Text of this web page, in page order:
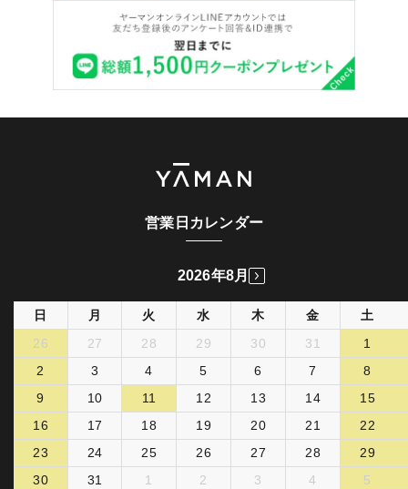
営業日カレンダー
2026年8月
日 月 火 水 木 金
土
26
27 28 29 30 31
1
2
3 4 5 6 7
8
9
10 11 12 13 14
15
16
17 18 19 20 21
22
23
24 25 26 27 28
29
30
31 1 2 3 4 5